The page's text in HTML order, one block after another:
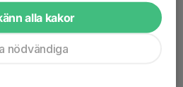
alla kakor
nödvändiga